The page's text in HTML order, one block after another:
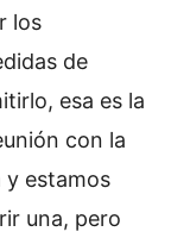
los
de
esa es la
con la
y estamos
una, pero